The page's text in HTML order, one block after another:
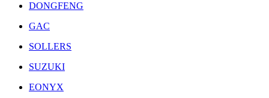
DONGFENG
GAC
SOLLERS
SUZUKI
EONYX